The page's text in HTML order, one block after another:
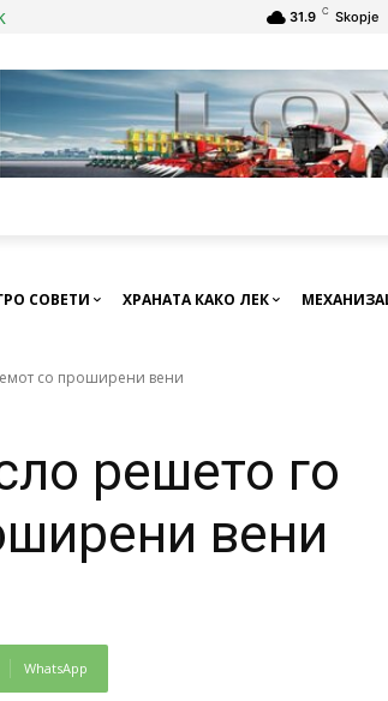
31.9 C Skopje
СОВЕТИ ХРАНАТА КАКО ЛЕК
со проширени вени
решето го
вени
WhatsApp